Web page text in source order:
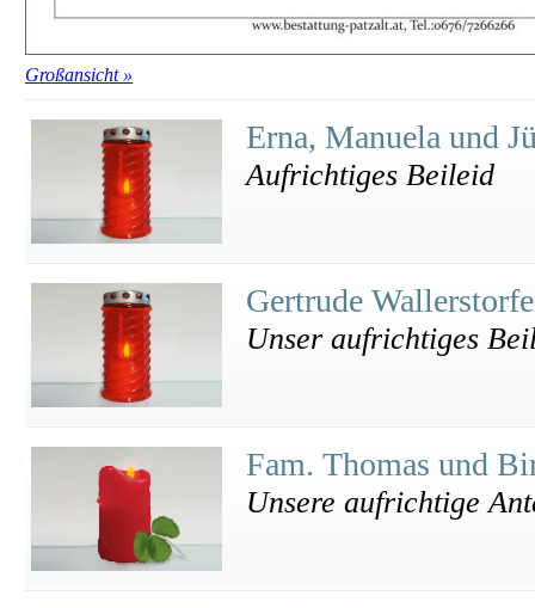
Großansicht »
Erna, Manuela und
Aufrichtiges Beileid
Gertrude
Unser aufrichtiges
Fam. Thomas und
Unsere aufrichtige